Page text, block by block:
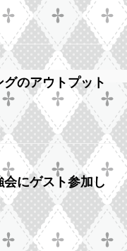
グのアウトプット
にゲスト参加し